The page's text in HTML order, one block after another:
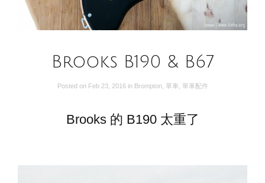
Brooks B190 & B67
Posted on Feb 23, 2016 in Brompton, 單車 單車配件
Brooks 的 B190 太重了